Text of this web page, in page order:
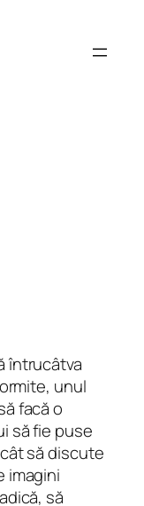
întrucâtva
unul
facă o
să fie puse
să discute
imagini
să